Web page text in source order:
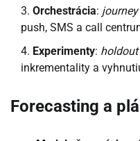
Orchestrácia: journey
push, SMS a call
Experimenty: holdout
inkrementality a
Forecasting a